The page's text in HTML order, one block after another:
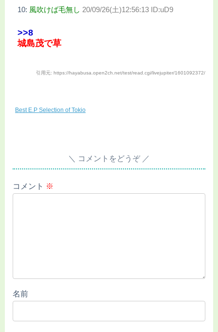
10: 風吹けば毛無し 20/09/26(土)12:56:13 ID:uD9
>>8
城島茂で草
引用元: https://hayabusa.open2ch.net/test/read.cgi/livejupiter/1601092372/
Best E.P Selection of Tokio
コメントをどうぞ
コメント ※
名前